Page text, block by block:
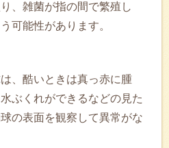
、雑菌が指の間で繁殖し
可能性があります。
、酷いときは真っ赤に腫
ぶくれができるなどの見た
の表面を観察して異常がな